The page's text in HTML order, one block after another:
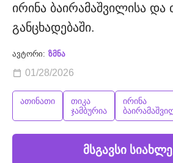
ირინა ბაირამაშვილისა და
განცხადებაში.
ავტორი: ზმნა
01/28/2026
ათინათი
თიკა
ჯამბურია
ირინა
მსგავსი